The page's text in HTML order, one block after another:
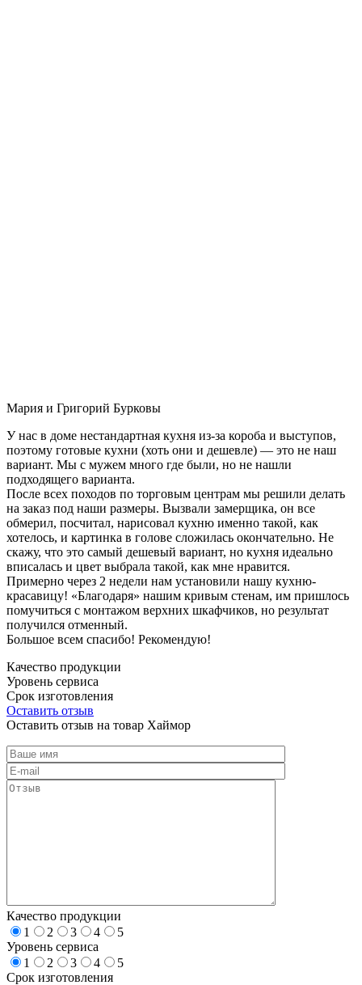
Мария и Григорий Бурковы
У нас в доме нестандартная кухня из-за короба и выступов,
поэтому готовые кухни (хоть они и дешевле) — это не наш
вариант. Мы с мужем много где были, но не нашли
подходящего варианта.
После всех походов по торговым центрам мы решили делать
на заказ под наши размеры. Вызвали замерщика, он все
обмерил, посчитал, нарисовал кухню именно такой, как
хотелось, и картинка в голове сложилась окончательно. Не
скажу, что это самый дешевый вариант, но кухня идеально
вписалась и цвет выбрала такой, как мне нравится.
Примерно через 2 недели нам установили нашу кухню-
красавицу! «Благодаря» нашим кривым стенам, им пришлось
помучиться с монтажом верхних шкафчиков, но результат
получился отменный.
Большое всем спасибо! Рекомендую!
Качество продукции
Уровень сервиса
Срок изготовления
Оставить отзыв
Оставить отзыв на товар Хаймор
Качество продукции
1
2 3 4
5
Уровень сервиса
1
2 3 4
5
Срок изготовления